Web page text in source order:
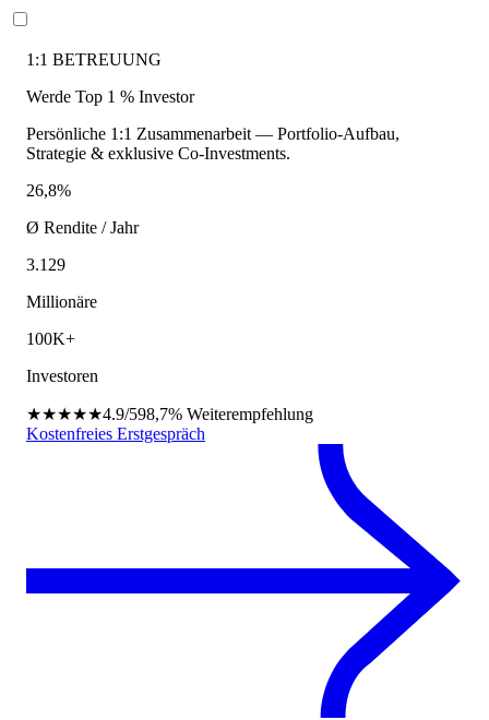
1:1 BETREUUNG
Werde Top 1 % Investor
Persönliche 1:1 Zusammenarbeit — Portfolio-Aufbau,
Strategie & exklusive Co-Investments.
26,8%
Ø Rendite / Jahr
3.129
Millionäre
100K+
Investoren
★★★★★4.9/598,7% Weiterempfehlung
Kostenfreies Erstgespräch